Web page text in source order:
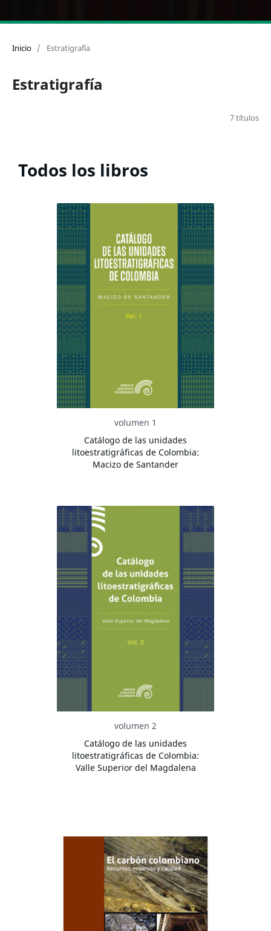
Inicio / Estratigrafía
Estratigrafía
7 títulos
Todos los libros
volumen 1
Catálogo de las unidades
litoestratigráficas de Colombia:
Macizo de Santander
volumen 2
Catálogo de las unidades
litoestratigráficas de Colombia:
Valle Superior del Magdalena